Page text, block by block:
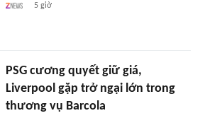
5 giờ
PSG cương quyết giữ giá,
Liverpool gặp trở ngại lớn trong
thương vụ Barcola